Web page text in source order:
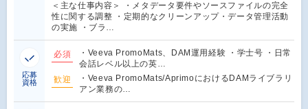
＜主な仕事内容＞ ・メタデータ要件やソースファイルの完全
性に関する調整 ・定期的なクリーンアップ・データ管理活動
の実施 ・ブラ…
応募
資格
必須
・Veeva PromoMats、DAM運用経験 ・学士号 ・日常
会話レベル以上の英…
歓迎
・Veeva PromoMats/AprimoにおけるDAMライブラリ
アン業務の…